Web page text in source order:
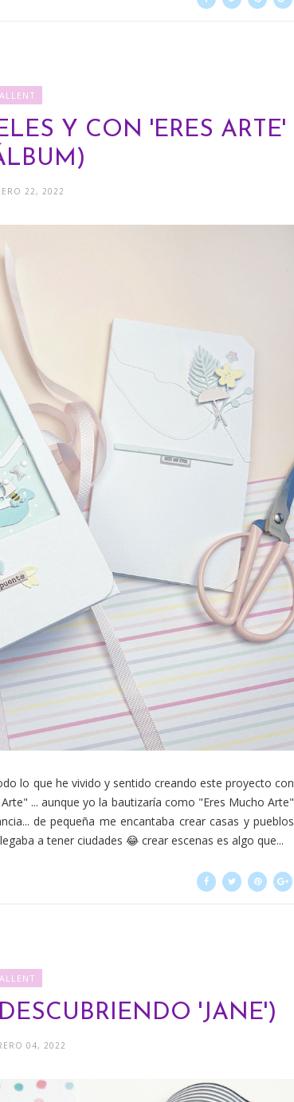
Y CON 'ERES ARTE'
22, 2022
lo que he vivido y sentido creando este proyecto con
... aunque yo la bautizaría como "Eres Mucho Arte"
de pequeña me encantaba crear casas y pueblos
a tener ciudades 😂 crear escenas es algo que...
'JANE')
04, 2022